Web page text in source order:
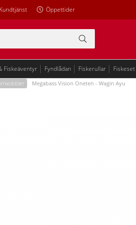
Kundtjänst Öppettider
Fiskeäventyr Fyndlådan Fiskerullar Fiskeset
Megabass Vision Oneten - Wagin Ayu